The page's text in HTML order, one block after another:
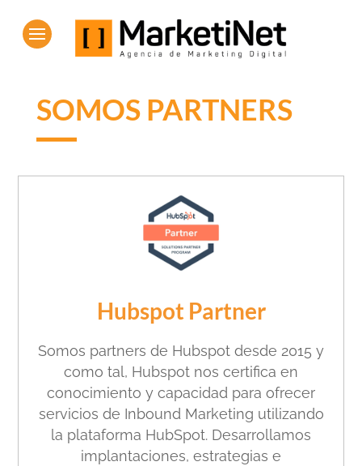
SOMOS PARTNERS
Hubspot Partner
Somos partners de Hubspot desde 2015 y
como tal, Hubspot nos certifica en
conocimiento y capacidad para ofrecer
servicios de Inbound Marketing utilizando
la plataforma HubSpot. Desarrollamos
implantaciones, estrategias e